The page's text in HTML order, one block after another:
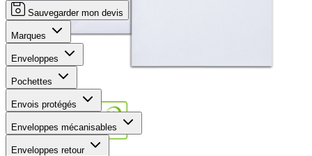
Sauvegarder mon devis
Marques
Enveloppes
Pochettes
Envois protégés
Enveloppes mécanisables
Enveloppes retour